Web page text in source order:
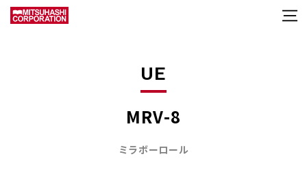
UE
MRV-8
ミラボーロール